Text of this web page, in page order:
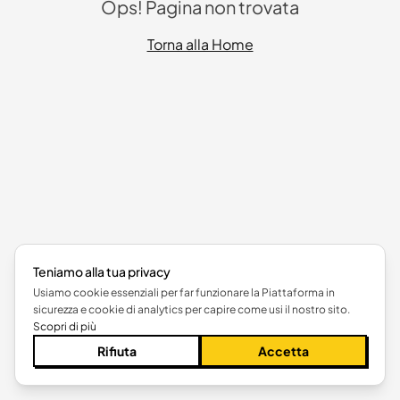
Ops! Pagina non trovata
Torna alla Home
Teniamo alla tua privacy
Usiamo cookie essenziali per far funzionare la Piattaforma in
sicurezza e cookie di analytics per capire come usi il nostro sito.
Scopri di più
Rifiuta Accetta